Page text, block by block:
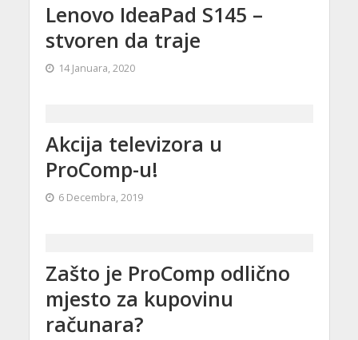
Lenovo IdeaPad S145 –
stvoren da traje
14 Januara, 2020
Akcija televizora u
ProComp-u!
6 Decembra, 2019
Zašto je ProComp odlično
mjesto za kupovinu
računara?